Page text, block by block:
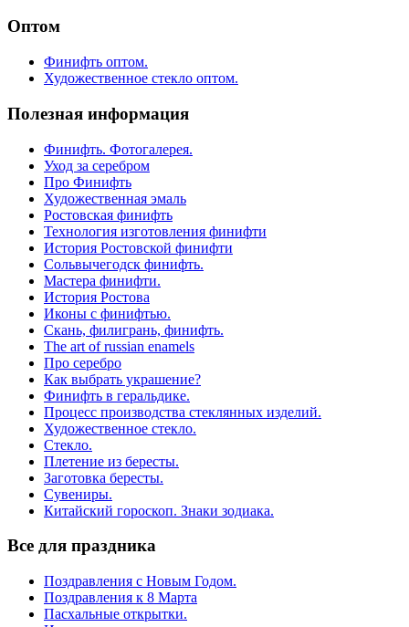
Оптом
Финифть оптом.
Художественное стекло оптом.
Полезная информация
Финифть. Фотогалерея.
Уход за серебром
Про Финифть
Художественная эмаль
Ростовская финифть
Технология изготовления финифти
История Ростовской финифти
Сольвычегодск финифть.
Мастера финифти.
История Ростова
Иконы с финифтью.
Скань, филигрань, финифть.
The art of russian enamels
Про серебро
Как выбрать украшение?
Финифть в геральдике.
Процесс производства стеклянных изделий.
Художественное стекло.
Стекло.
Плетение из бересты.
Заготовка бересты.
Сувениры.
Китайский гороскоп. Знаки зодиака.
Все для праздника
Поздравления с Новым Годом.
Поздравления к 8 Марта
Пасхальные открытки.